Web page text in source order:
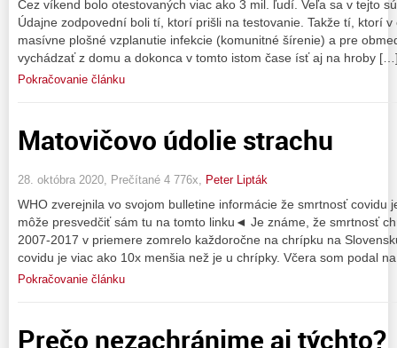
Cez víkend bolo otestovaných viac ako 3 mil. ľudí. Veľa sa v tejto
Údajne zodpovední boli tí, ktorí prišli na testovanie. Takže tí, ktorí
masívne plošné vzplanutie infekcie (komunitné šírenie) a pre
vychádzať z domu a dokonca v tomto istom čase ísť aj na hroby
Pokračovanie článku
Matovičovo údolie strachu
28. októbra 2020, Prečítané 4 776x, Peter Lipták
WHO zverejnila vo svojom bulletine informácie že smrtnosť covidu
môže presvedčiť sám tu na tomto linku◄ Je známe, že smrtnosť
2007-2017 v priemere zomrelo každoročne na chrípku na
covidu je viac ako 10x menšia než je u chrípky. Včera som podal
Pokračovanie článku
Prečo nezachránime aj týchto?